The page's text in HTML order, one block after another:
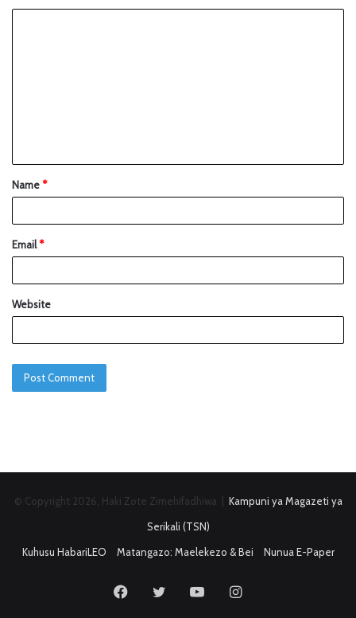
Name*
Email*
Website
© Copyright 2026, Haki Zote Zimehifadhiwa | Kampuni ya Magazeti ya
Serikali (TSN)
Kuhusu HabariLEO
Matangazo: Maelekezo & Bei Nunua E-Paper
FacebookTwitter YouTubeInstagram